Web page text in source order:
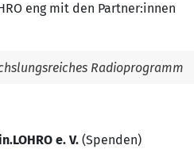
eng mit den Partner:innen
Radioprogramm
e. V.(Spenden)